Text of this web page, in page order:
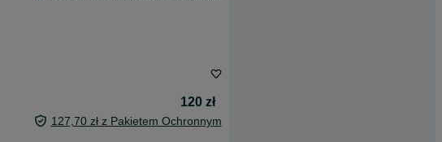
120 zł
127,70 zł z Pakietem Ochronnym